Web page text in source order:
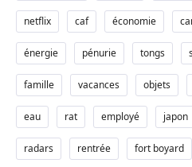
netflix caf économie
énergie pénurie tongs
famille vacances objets
eau rat employé japon
radars rentrée fort boyard